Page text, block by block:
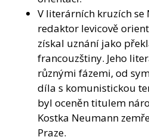
V literárních kruzích
redaktor levicově
získal uznání jako
francouzštiny. Jeho
různými fázemi, od
díla s komunistickou
byl oceněn titulem
Kostka Neumann
Praze.